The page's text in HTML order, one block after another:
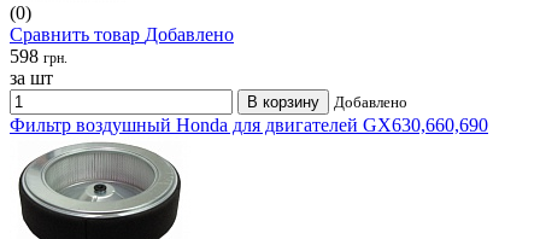
(0)
Сравнить товар Добавлено
598 грн.
за шт
В корзину Добавлено
Фильтр воздушный Honda для двигателей GX630,660,690